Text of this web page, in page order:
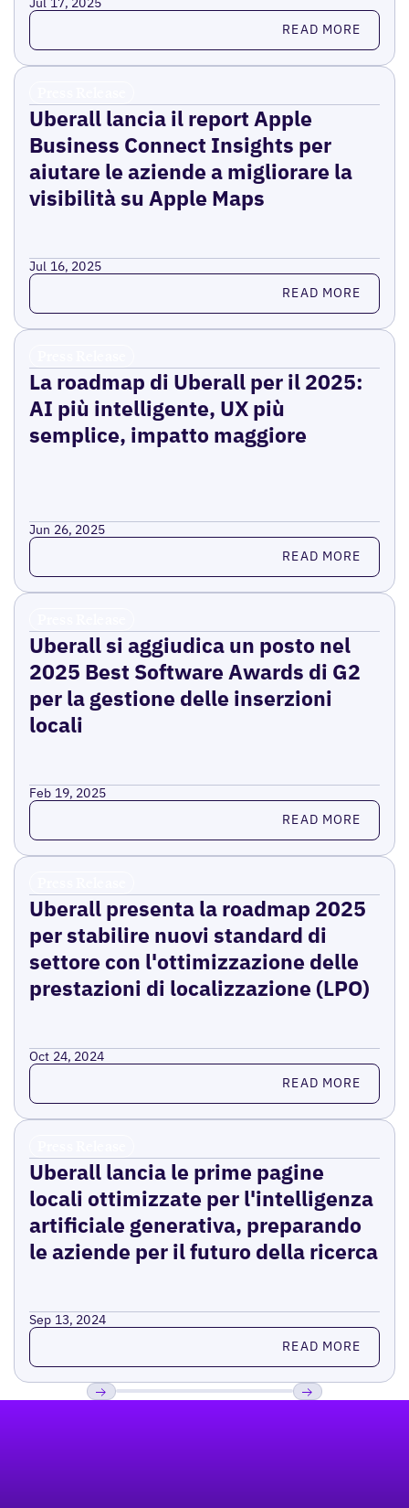
Read more READ MORE
Uberall lancia il report Apple
Business Connect Insights per
aiutare le aziende a migliorare la
visibilità su Apple Maps
Jul 16, 2025
Read more READ MORE
La roadmap di Uberall per il 2025:
AI più intelligente, UX più
semplice, impatto maggiore
Jun 26, 2025
Read more READ MORE
Uberall si aggiudica un posto nel
2025 Best Software Awards di G2
per la gestione delle inserzioni
locali
Feb 19, 2025
Read more READ MORE
Uberall presenta la roadmap 2025
per stabilire nuovi standard di
settore con l'ottimizzazione delle
prestazioni di localizzazione (LPO)
Oct 24, 2024
Read more READ MORE
Uberall lancia le prime pagine
locali ottimizzate per l'intelligenza
artificiale generativa, preparando
le aziende per il futuro della ricerca
Sep 13, 2024
Read more READ MORE